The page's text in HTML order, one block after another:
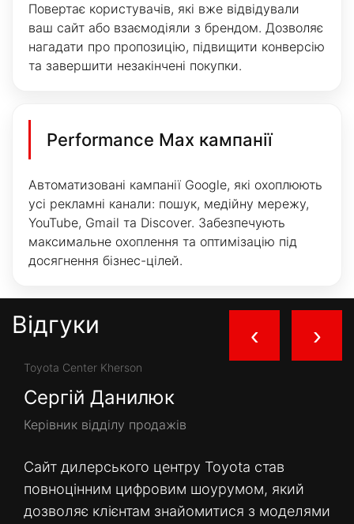
Повертає користувачів, які вже відвідували
ваш сайт або взаємодіяли з брендом. Дозволяє
нагадати про пропозицію, підвищити конверсію
та завершити незакінчені покупки.
Performance Max кампанії
Автоматизовані кампанії Google, які охоплюють
усі рекламні канали: пошук, медійну мережу,
YouTube, Gmail та Discover. Забезпечують
максимальне охоплення та оптимізацію під
досягнення бізнес-цілей.
Відгуки ‹ ›
Toyota Center Kherson
Сергій Данилюк
Керівник відділу продажів
Сайт дилерського центру Toyota став
повноцінним цифровим шоурумом, який
дозволяє клієнтам знайомитися з моделями